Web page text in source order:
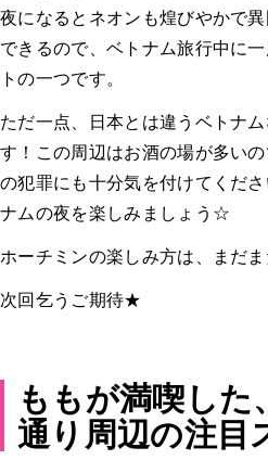
夜になるとネオンも煌びやかで
できるので、ベトナム旅行中に
トの一つです。
ただ一点、日本とは違うベトナ
す！この周辺はお酒の場が多い
の犯罪にも十分気を付けてくだ
ナムの夜を楽しみましょう☆
ホーチミンの楽しみ方は、まだま
次回乞うご期待★
ももが満喫した
通り周辺の注目